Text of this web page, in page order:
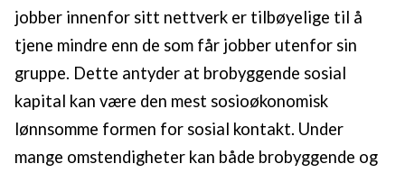
jobber innenfor sitt nettverk er tilbøyelige til å
tjene mindre enn de som får jobber utenfor sin
gruppe. Dette antyder at brobyggende sosial
kapital kan være den mest sosioøkonomisk
lønnsomme formen for sosial kontakt. Under
mange omstendigheter kan både brobyggende og